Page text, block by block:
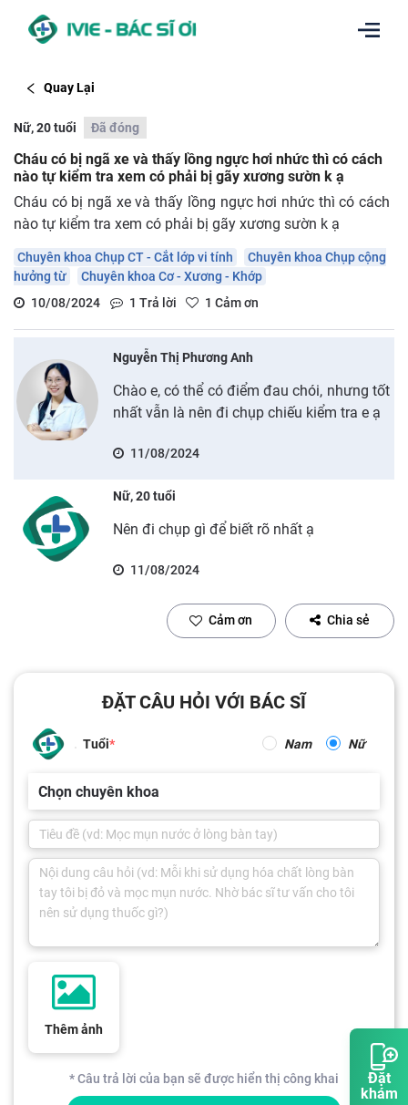
Đặt
khám
Quay Lại
Nữ, 20 tuổi Đã đóng
Cháu có bị ngã xe và thấy lồng ngực hơi nhức thì có cách
nào tự kiểm tra xem có phải bị gãy xương sườn k ạ
Cháu có bị ngã xe và thấy lồng ngực hơi nhức thì có cách
nào tự kiểm tra xem có phải bị gãy xương sườn k ạ
Chuyên khoa Chụp CT - Cắt lớp vi tính
Chuyên khoa Chụp cộng
hưởng từ
Chuyên khoa Cơ - Xương - Khớp
10/08/2024
1 Trả lời 1 Cảm ơn
Nguyễn Thị Phương Anh
Chào e, có thể có điểm đau chói, nhưng tốt
nhất vẫn là nên đi chụp chiếu kiểm tra e ạ
11/08/2024
Nữ, 20 tuổi
Nên đi chụp gì để biết rõ nhất ạ
11/08/2024
Cảm ơn Chia sẻ
ĐẶT CÂU HỎI VỚI BÁC SĨ
Tuổi Nam Nữ
Chọn chuyên khoa
Thêm ảnh
* Câu trả lời của bạn sẽ được hiển thị công khai